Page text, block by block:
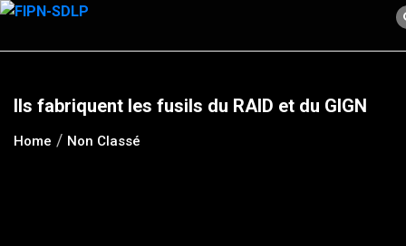
Skip
content
Ils fabriquent les fusils du RAID et du GIGN
Home Non Classé